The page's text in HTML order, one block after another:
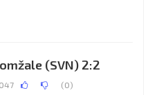
+23°C. Стадион Жози
Эдвард Хейгор
Бьярки(SVN) 2:2
(0)